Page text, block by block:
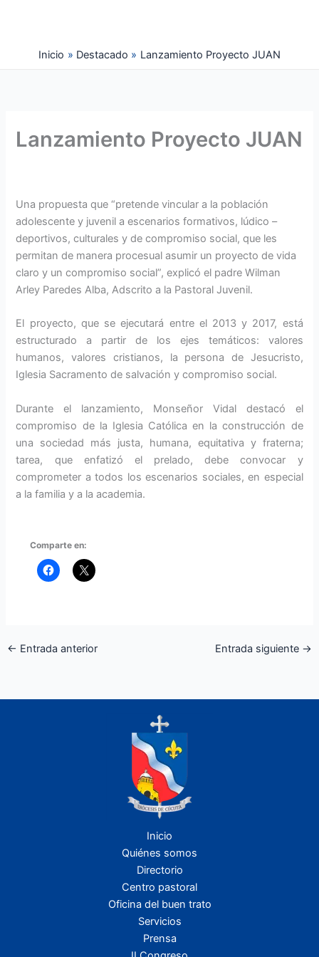
Inicio
Destacado Lanzamiento Proyecto JUAN
Lanzamiento Proyecto JUAN
Una propuesta que “pretende vincular a la población
adolescente y juvenil a escenarios formativos, lúdico –
deportivos, culturales y de compromiso social, que les
permitan de manera procesual asumir un proyecto de vida
claro y un compromiso social”, explicó el padre Wilman
Arley Paredes Alba, Adscrito a la Pastoral Juvenil.
El proyecto, que se ejecutará entre el 2013 y 2017, está
estructurado a partir de los ejes temáticos: valores
humanos, valores cristianos, la persona de Jesucristo,
Iglesia Sacramento de salvación y compromiso social.
Durante el lanzamiento, Monseñor Vidal destacó el
compromiso de la Iglesia Católica en la construcción de
una sociedad más justa, humana, equitativa y fraterna;
tarea, que enfatizó el prelado, debe convocar y
comprometer a todos los escenarios sociales, en especial
a la familia y a la academia.
Comparte en:
← Entrada anterior Entrada siguiente →
Inicio
Quiénes somos
Directorio
Centro pastoral
Oficina del buen trato
Servicios
Prensa